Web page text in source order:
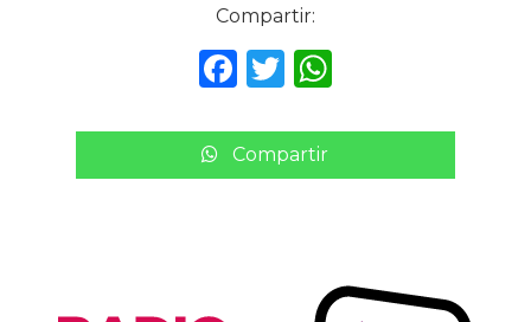
Compartir:
F
c
e
T
it
te
W
a
ts
p
Compartir